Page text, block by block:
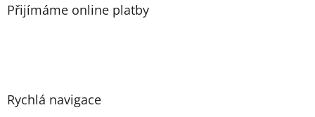
Přijímáme online platby
Rychlá navigace